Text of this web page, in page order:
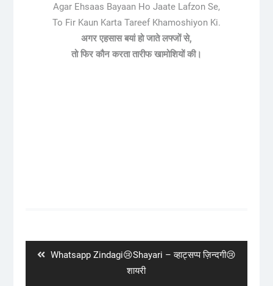
Agar Ehsaas Bayaan Ho Jaate Lafzon Se,
To Fir Kaun Karta Tareef Khamoshiyon Ki.
अगर एहसास बयां हो जाते लफ्जों से,
तो फिर कौन करता तारीफ खामोशियों की।
Previous
Whatsapp Zindagi😢Shayari – व्हाट्सप्प ज़िन्दगी😢
शायरी